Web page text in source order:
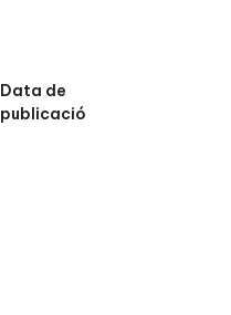
Data de
publicació